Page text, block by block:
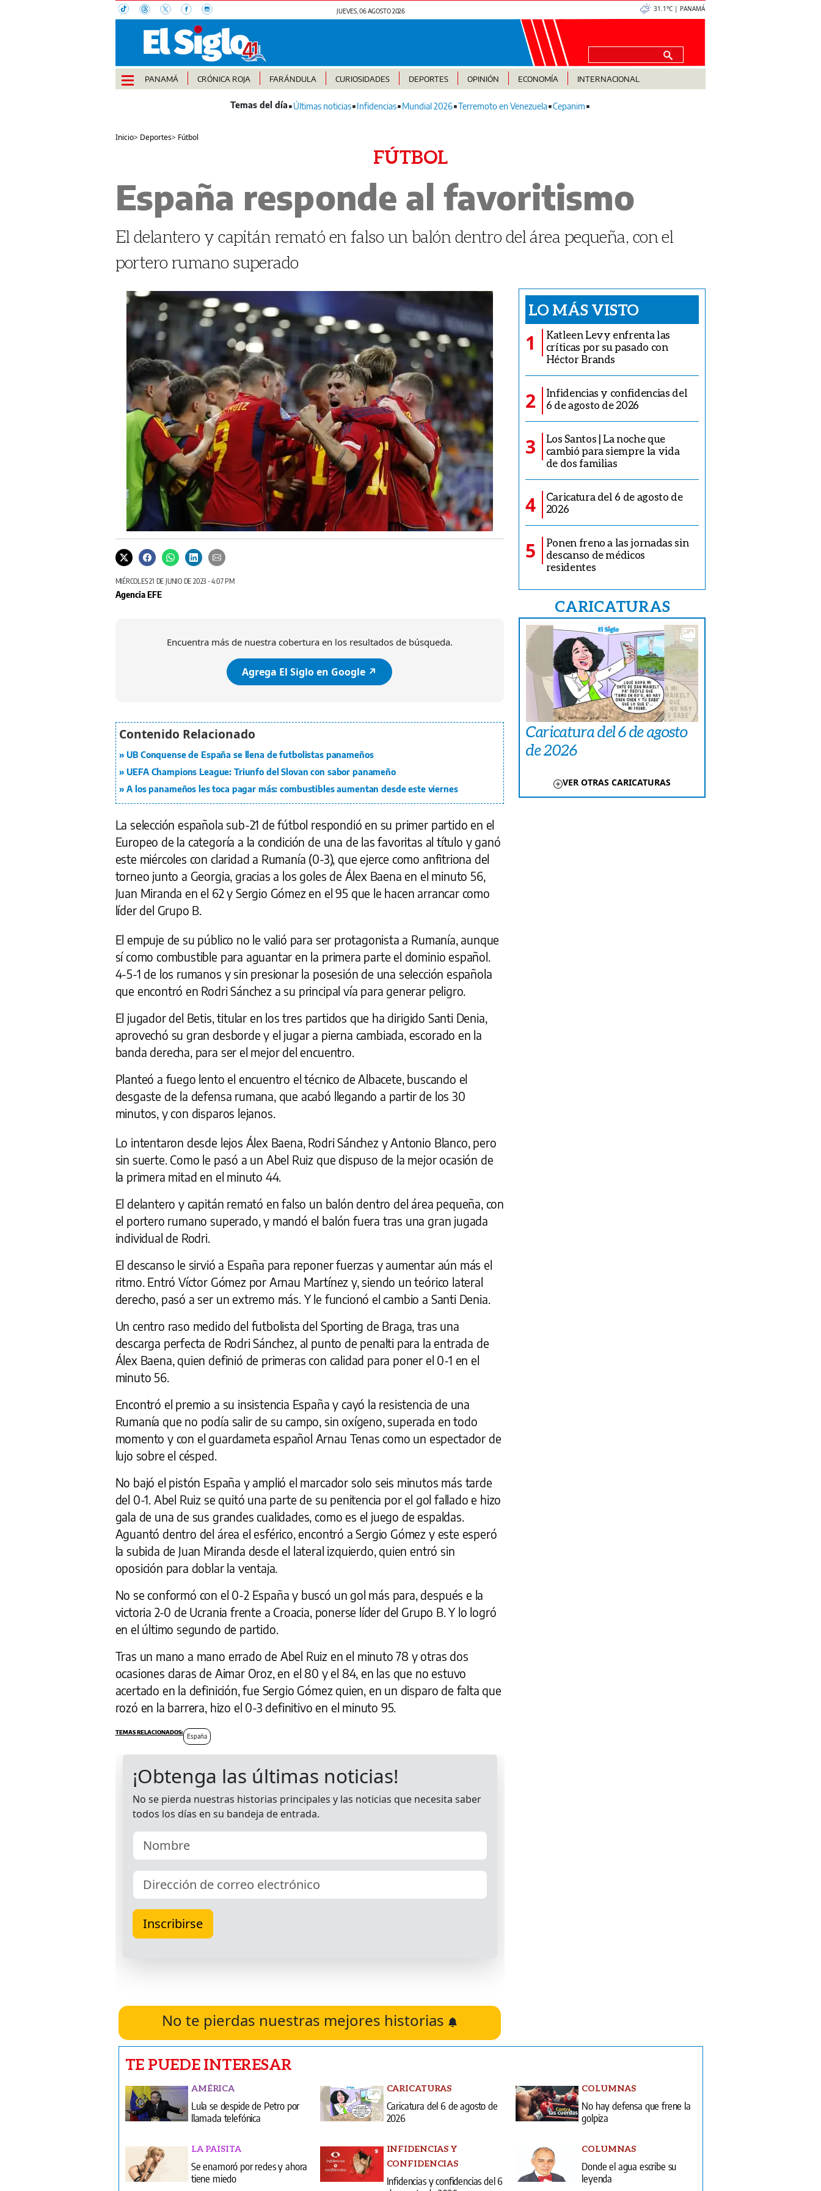
JUEVES, 06 AGOSTO 2026 31.1°C | PANAMÁ
PANAMÁ CRÓNICA ROJA FARÁNDULA CURIOSIDADES DEPORTES OPINIÓN ECONOMÍA INTERNACIONAL
Últimas noticias Infidencias Mundial 2026 Terremoto en Venezuela Cepanim
Inicio> Deportes> Fútbol
FÚTBOL
España responde al favoritismo
El delantero y capitán remató en falso un balón dentro del área pequeña, con el
portero rumano superado
MIÉRCOLES 21 DE JUNIO DE 2023 - 4:07 PM
Agencia EFE
Encuentra más de nuestra cobertura en los resultados de búsqueda.
Agrega El Siglo en Google ↗️
UB Conquense de España se llena de futbolistas panameños
UEFA Champions League: Triunfo del Slovan con sabor panameño
A los panameños les toca pagar más: combustibles aumentan desde este viernes
La selección española sub-21 de fútbol respondió en su primer partido en el
Europeo de la categoría a la condición de una de las favoritas al título y ganó
este miércoles con claridad a Rumanía (0-3), que ejerce como anfitriona del
torneo junto a Georgia, gracias a los goles de Álex Baena en el minuto 56,
Juan Miranda en el 62 y Sergio Gómez en el 95 que le hacen arrancar como
líder del Grupo B.
El empuje de su público no le valió para ser protagonista a Rumanía, aunque
sí como combustible para aguantar en la primera parte el dominio español.
4-5-1 de los rumanos y sin presionar la posesión de una selección española
que encontró en Rodri Sánchez a su principal vía para generar peligro.
El jugador del Betis, titular en los tres partidos que ha dirigido Santi Denia,
aprovechó su gran desborde y el jugar a pierna cambiada, escorado en la
banda derecha, para ser el mejor del encuentro.
Planteó a fuego lento el encuentro el técnico de Albacete, buscando el
desgaste de la defensa rumana, que acabó llegando a partir de los 30
minutos, y con disparos lejanos.
Lo intentaron desde lejos Álex Baena, Rodri Sánchez y Antonio Blanco, pero
sin suerte. Como le pasó a un Abel Ruiz que dispuso de la mejor ocasión de
la primera mitad en el minuto 44.
El delantero y capitán remató en falso un balón dentro del área pequeña, con
el portero rumano superado, y mandó el balón fuera tras una gran jugada
individual de Rodri.
El descanso le sirvió a España para reponer fuerzas y aumentar aún más el
ritmo. Entró Víctor Gómez por Arnau Martínez y, siendo un teórico lateral
derecho, pasó a ser un extremo más. Y le funcionó el cambio a Santi Denia.
Un centro raso medido del futbolista del Sporting de Braga, tras una
descarga perfecta de Rodri Sánchez, al punto de penalti para la entrada de
Álex Baena, quien definió de primeras con calidad para poner el 0-1 en el
minuto 56.
Encontró el premio a su insistencia España y cayó la resistencia de una
Rumanía que no podía salir de su campo, sin oxígeno, superada en todo
momento y con el guardameta español Arnau Tenas como un espectador de
lujo sobre el césped.
No bajó el pistón España y amplió el marcador solo seis minutos más tarde
del 0-1. Abel Ruiz se quitó una parte de su penitencia por el gol fallado e hizo
gala de una de sus grandes cualidades, como es el juego de espaldas.
Aguantó dentro del área el esférico, encontró a Sergio Gómez y este esperó
la subida de Juan Miranda desde el lateral izquierdo, quien entró sin
oposición para doblar la ventaja.
No se conformó con el 0-2 España y buscó un gol más para, después e la
victoria 2-0 de Ucrania frente a Croacia, ponerse líder del Grupo B. Y lo logró
en el último segundo de partido.
Tras un mano a mano errado de Abel Ruiz en el minuto 78 y otras dos
ocasiones claras de Aimar Oroz, en el 80 y el 84, en las que no estuvo
acertado en la definición, fue Sergio Gómez quien, en un disparo de falta que
rozó en la barrera, hizo el 0-3 definitivo en el minuto 95.
España
No te pierdas nuestras mejores historias
LO MÁS VISTO
1
Katleen Levy enfrenta las
críticas por su pasado con
Héctor Brands
2
Infidencias y confidencias del
6 de agosto de 2026
3
Los Santos | La noche que
cambió para siempre la vida
de dos familias
4
Caricatura del 6 de agosto de
2026
5
Ponen freno a las jornadas sin
descanso de médicos
residentes
CARICATURAS
Caricatura del 6 de agosto
de 2026
VER OTRAS CARICATURAS
TE PUEDE INTERESAR
AMÉRICA
Lula se despide de Petro por
llamada telefónica
CARICATURAS
Caricatura del 6 de agosto de
2026
COLUMNAS
No hay defensa que frene la
golpiza
LA PAISITA
Se enamoró por redes y ahora
tiene miedo
INFIDENCIAS Y
CONFIDENCIAS
Infidencias y confidencias del 6
COLUMNAS
Donde el agua escribe su
leyenda